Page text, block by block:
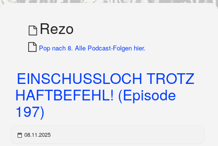
Rezo
Pop nach 8. Alle Podcast-Folgen hier.
EINSCHUSSLOCH TROTZ
HAFTBEFEHL! (Episode
197)
08.11.2025